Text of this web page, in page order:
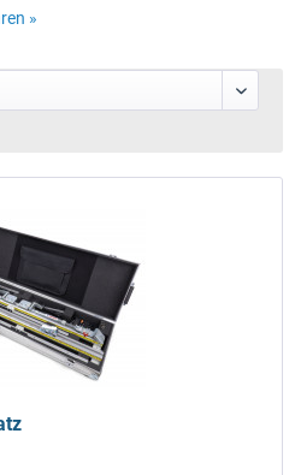
»